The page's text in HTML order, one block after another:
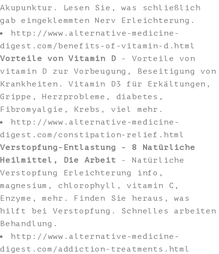
Akupunktur. Lesen Sie, was schließlich
gab eingeklemmten Nerv Erleichterung.
http://www.alternative-medicine-
digest.com/benefits-of-vitamin-d.html
Vorteile von Vitamin D - Vorteile von
vitamin D zur Vorbeugung, Beseitigung von
Krankheiten. Vitamin D3 für Erkältungen,
Grippe, Herzprobleme, diabetes,
Fibromyalgie, Krebs, viel mehr.
http://www.alternative-medicine-
digest.com/constipation-relief.html
Verstopfung-Entlastung - 8 Natürliche
Heilmittel, Die Arbeit - Natürliche
Verstopfung Erleichterung info,
magnesium, chlorophyll, vitamin C,
Enzyme, mehr. Finden Sie heraus, was
hilft bei Verstopfung. Schnelles arbeiten
Behandlung.
http://www.alternative-medicine-
digest.com/addiction-treatments.html